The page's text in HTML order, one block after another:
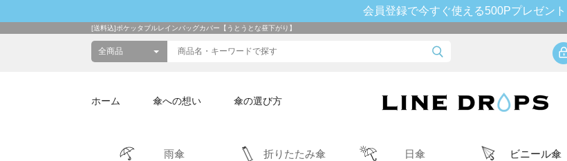
会員登録で今すぐ使える500Pプレゼント
[送料込]ポケッタブルレインバッグカバー【うとうとな昼下がり】
ホーム 傘への想い 傘の選び方
雨傘 折りたたみ傘 日傘 ビニール傘